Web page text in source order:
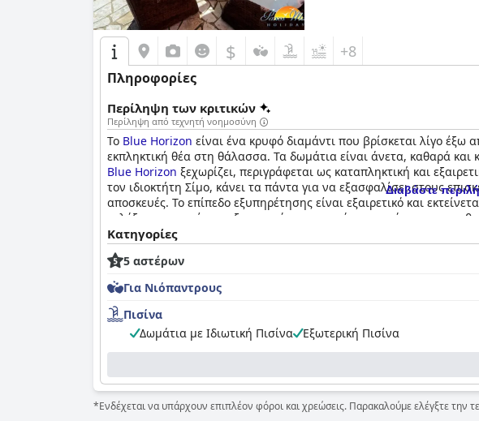
$ +8
Πληροφορίες
Περίληψη των κριτικών
Περίληψη από τεχνητή νοημοσύνη
Το Blue Horizon είναι ένα κρυφό διαμάντι που βρίσκεται λίγο
εκπληκτική θέα στη θάλασσα. Τα δωμάτια είναι άνετα, καθαρά και
Blue Horizon ξεχωρίζει, περιγράφεται ως καταπληκτική και
τον ιδιοκτήτη Σίμο, κάνει τα πάντα για να εξασφαλίσει στους
αποσκευές. Το επίπεδο εξυπηρέτησης είναι εξαιρετικό και
φιλόξενη εμπειρία με εξαιρετικό προσωπικό και μια όμορφη
Διαβάστε
Κατηγορίες
5 αστέρων
Για Νιόπαντρους
Πισίνα
Δωμάτια με Ιδιωτική Πισίνα
Εξωτερική Πισίνα
*Ενδέχεται να υπάρχουν επιπλέον φόροι και χρεώσεις. Παρακαλούμε ελέγξτε την